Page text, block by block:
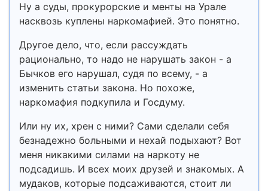
Ну а суды, прокурорские и менты на Урале
насквозь куплены наркомафией. Это понятно.
Другое дело, что, если рассуждать
рационально, то надо не нарушать закон - а
Бычков его нарушал, судя по всему, - а
изменить статьи закона. Но похоже,
наркомафия подкупила и Госдуму.
Или ну их, хрен с ними? Сами сделали себя
безнадежно больными и нехай подыхают? Вот
меня никакими силами на наркоту не
подсадишь. И всех моих друзей и знакомых. А
мудаков, которые подсаживаются, стоит ли